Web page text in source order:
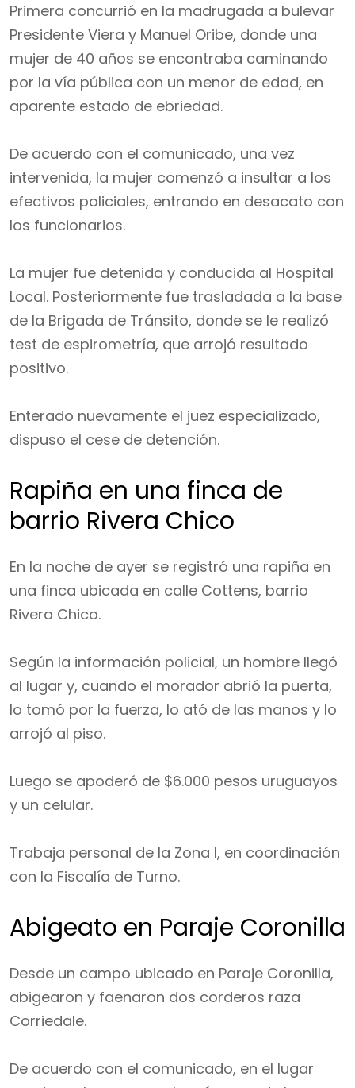
Primera concurrió en la madrugada a bulevar
Presidente Viera y Manuel Oribe, donde una
mujer de 40 años se encontraba caminando
por la vía pública con un menor de edad, en
aparente estado de ebriedad.
De acuerdo con el comunicado, una vez
intervenida, la mujer comenzó a insultar a los
efectivos policiales, entrando en desacato con
los funcionarios.
La mujer fue detenida y conducida al Hospital
Local. Posteriormente fue trasladada a la base
de la Brigada de Tránsito, donde se le realizó
test de espirometría, que arrojó resultado
positivo.
Enterado nuevamente el juez especializado,
dispuso el cese de detención.
Rapiña en una finca de
barrio Rivera Chico
En la noche de ayer se registró una rapiña en
una finca ubicada en calle Cottens, barrio
Rivera Chico.
Según la información policial, un hombre llegó
al lugar y, cuando el morador abrió la puerta,
lo tomó por la fuerza, lo ató de las manos y lo
arrojó al piso.
Luego se apoderó de $6.000 pesos uruguayos
y un celular.
Trabaja personal de la Zona I, en coordinación
con la Fiscalía de Turno.
Abigeato en Paraje Coronilla
Desde un campo ubicado en Paraje Coronilla,
abigearon y faenaron dos corderos raza
Corriedale.
De acuerdo con el comunicado, en el lugar